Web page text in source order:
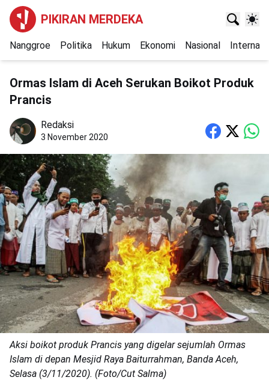
PIKIRAN MERDEKA
Nanggroe Politika Hukum Ekonomi Nasional
Ormas Islam di Aceh Serukan Boikot Produk
Prancis
Redaksi
3 November 2020
Aksi boikot produk Prancis yang digelar sejumlah Ormas
Islam di depan Mesjid Raya Baiturrahman, Banda Aceh,
Selasa (3/11/2020). (Foto/Cut Salma)